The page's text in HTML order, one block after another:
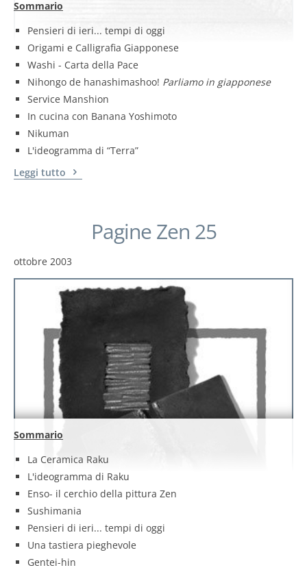
Sommario
Pensieri di ieri... tempi di oggi
Origami e Calligrafia Giapponese
Washi - Carta della Pace
Nihongo de hanashimashoo! Parliamo in giapponese
Service Manshion
In cucina con Banana Yoshimoto
Nikuman
L'ideogramma di “Terra”
Leggi tutto
Pagine Zen 25
ottobre 2003
Sommario
La Ceramica Raku
L'ideogramma di Raku
Enso- il cerchio della pittura Zen
Sushimania
Pensieri di ieri... tempi di oggi
Una tastiera pieghevole
Gentei-hin